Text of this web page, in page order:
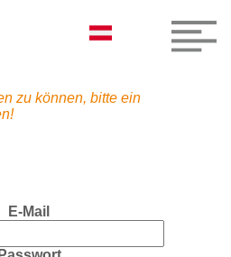
zu können, bitte ein
E-Mail